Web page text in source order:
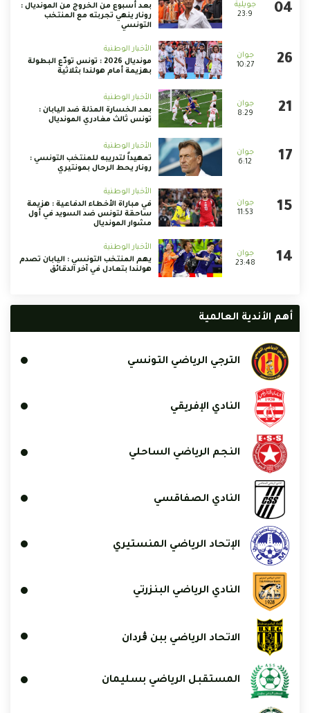
23:9
بعد أسبوع من الخروج من المونديال :
رونار ينهي تجربته مع المنتخب
التونسي
10:27
الأخبار الوطنية
مونديال 2026 : تونس تودّع البطولة
بهزيمة أمام هولندا بثلاثية
8:29
الأخبار الوطنية
بعد الخسارة المذلة ضد اليابان :
تونس ثالث مغادري المونديال
6:12
الأخبار الوطنية
تمهيداً لتدريبه للمنتخب التونسي :
رونار يحط الرحال بمونتيري
11:53
الأخبار الوطنية
في مباراة الأخطاء الدفاعية : هزيمة
ساحقة لتونس ضد السويد في أول
مشوار المونديال
23:48
الأخبار الوطنية
يهم المنتخب التونسي : اليابان تصدم
هولندا بتعادل في آخر الدقائق
أهم الأندية العالمية
الترجي الرياضي التونسي
النادي الإفريقي
النجم الرياضي الساحلي
النادي الصفاقسي
الإتحاد الرياضي المنستيري
النادي الرياضي البنزرتي
الاتحاد الرياضي ببن ڨردان
المستقبل الرياضي بسليمان